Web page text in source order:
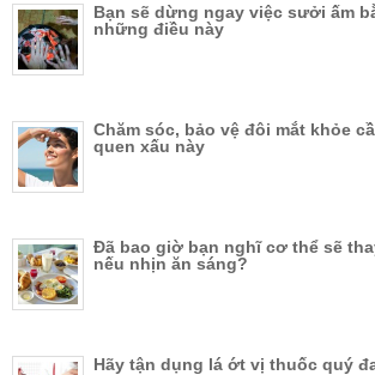
Bạn sẽ dừng ngay việc sưởi ấm
những điều này
Chăm sóc, bảo vệ đôi mắt khỏe
quen xấu này
Đã bao giờ bạn nghĩ cơ thể sẽ
nếu nhịn ăn sáng?
Hãy tận dụng lá ớt vị thuốc quý